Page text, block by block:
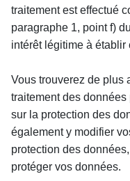
traitement est effectué
paragraphe 1, point f)
intérêt légitime à établir
Vous trouverez de plus
traitement des
sur la protection des
également y modifier
protection des
protéger vos données.